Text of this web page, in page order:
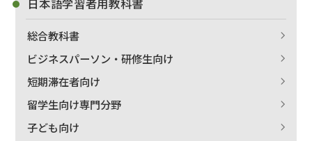
出版社名で絞り込む
総合教科書
ビジネスパーソン・研修生向け
短期滞在者向け
留学生向け専門分野
子ども向け